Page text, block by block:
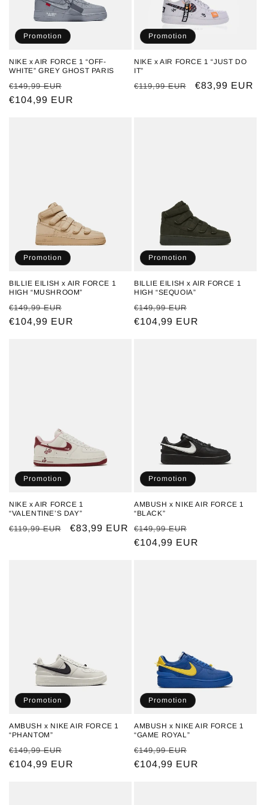
n
:
Promotion
NIKE x AIR FORCE 1 “OFF-
WHITE” GREY GHOST PARIS
Prix
habituel
€149,99 EUR
promotionnel
€104,99 EUR
Promotion
NIKE x AIR FORCE 1 “JUST DO
IT”
Prix
€119,99 EUR
Prix
€83,99 EUR
Promotion
BILLIE EILISH x AIR FORCE 1
HIGH “MUSHROOM”
Prix
habituel
€149,99 EUR
promotionnel
€104,99 EUR
Promotion
BILLIE EILISH x AIR FORCE 1
HIGH “SEQUOIA”
Prix
habituel
€149,99 EUR
promotionnel
€104,99 EUR
Promotion
NIKE x AIR FORCE 1
“VALENTINE’S DAY”
Prix
€119,99 EUR
Prix
€83,99 EUR
Promotion
AMBUSH x NIKE AIR FORCE 1
“BLACK”
Prix
habituel
€149,99 EUR
promotionnel
€104,99 EUR
Promotion
AMBUSH x NIKE AIR FORCE 1
“PHANTOM”
Prix
habituel
€149,99 EUR
promotionnel
€104,99 EUR
Promotion
AMBUSH x NIKE AIR FORCE 1
“GAME ROYAL”
Prix
habituel
€149,99 EUR
promotionnel
€104,99 EUR